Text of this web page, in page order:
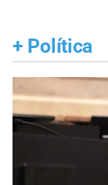
+ Política